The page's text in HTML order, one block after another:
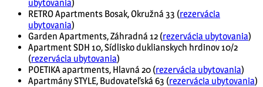
ubytovania)
RETRO Apartments Bosak, Okružná 33 (rezervácia
ubytovania)
Garden Apartments, Záhradná 12 (rezervácia ubytovania)
Apartment SDH 10, Sídlisko duklianskych hrdinov 10/2
(rezervácia ubytovania)
POETIKA apartments, Hlavná 20 (rezervácia ubytovania)
Apartmány STYLE, Budovateľská 63 (rezervácia ubytovania)